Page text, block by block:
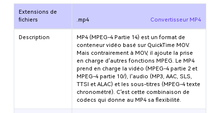
Extensions de
fichiers
.mp4 Convertisseur MP4
Description
MP4 (MPEG-4 Partie 14) est un format de
conteneur vidéo basé sur QuickTime MOV.
Mais contrairement à MOV, il ajoute la prise
en charge d'autres fonctions MPEG. Le MP4
prend en charge la vidéo (MPEG-4 partie 2 et
MPEG-4 partie 10/), l'audio (MP3, AAC, SLS,
TTSI et ALAC) et les sous-titres (MPEG-4 texte
chronométré). C'est cette combinaison de
codecs qui donne au MP4 sa flexibilité.